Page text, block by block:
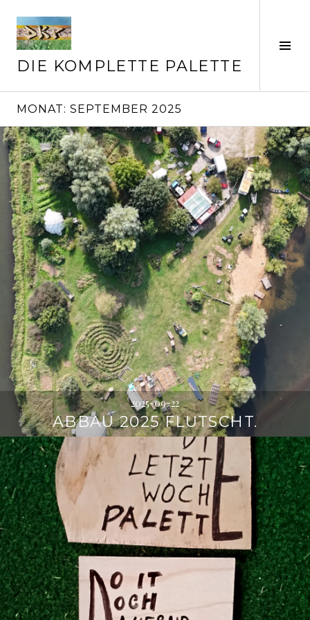
zum
Inhalt
DIE KOMPLETTE PALETTE
MONAT: SEPTEMBER 2025
2025-09-22
ABBAU 2025 FLUTSCHT.